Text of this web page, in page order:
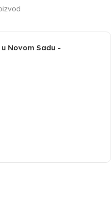
Novom Sadu -